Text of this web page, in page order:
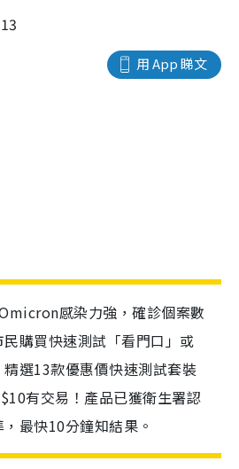
用 App 睇文
感染力強，確診個案數
購買快速測試「看門口」或
選13款優惠價快速測試套裝
有交易！產品已獲衛生署認
最快10分鐘知結果。